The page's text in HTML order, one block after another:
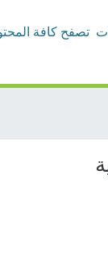
تصفح كافة